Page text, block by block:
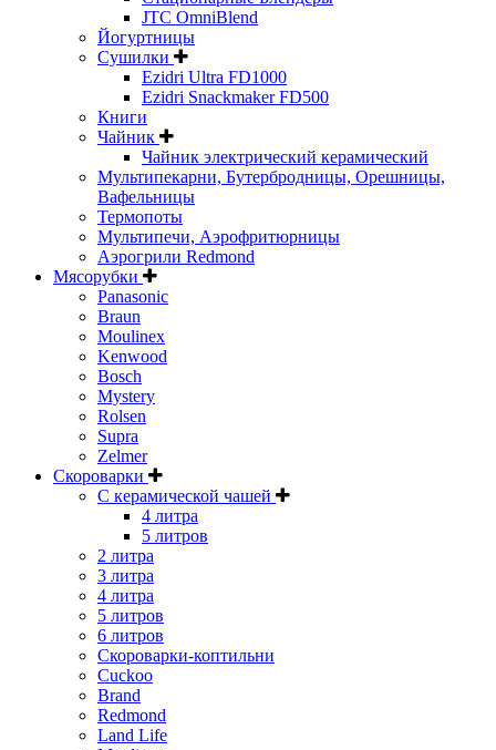
JTC OmniBlend
Йогуртницы
Сушилки
Ezidri Ultra FD1000
Ezidri Snackmaker FD500
Книги
Чайник
Чайник электрический керамический
Мультипекарни, Бутербродницы, Орешницы,
Вафельницы
Термопоты
Мультипечи, Аэрофритюрницы
Аэрогрили Redmond
Мясорубки
Panasonic
Braun
Moulinex
Kenwood
Bosch
Mystery
Rolsen
Supra
Zelmer
Скороварки
С керамической чашей
4 литра
5 литров
2 литра
3 литра
4 литра
5 литров
6 литров
Скороварки-коптильни
Cuckoo
Brand
Redmond
Land Life